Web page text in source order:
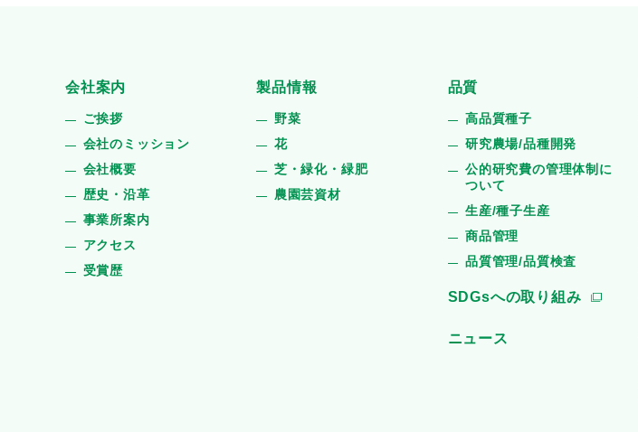
会社案内
ご挨拶
会社のミッション
会社概要
歴史・沿革
事業所案内
アクセス
受賞歴
製品情報
野菜
花
芝・緑化・緑肥
農園芸資材
品質
高品質種子
研究農場/品種開発
公的研究費の管理体制に
ついて
生産/種子生産
商品管理
品質管理/品質検査
SDGsへの取り組み
ニュース